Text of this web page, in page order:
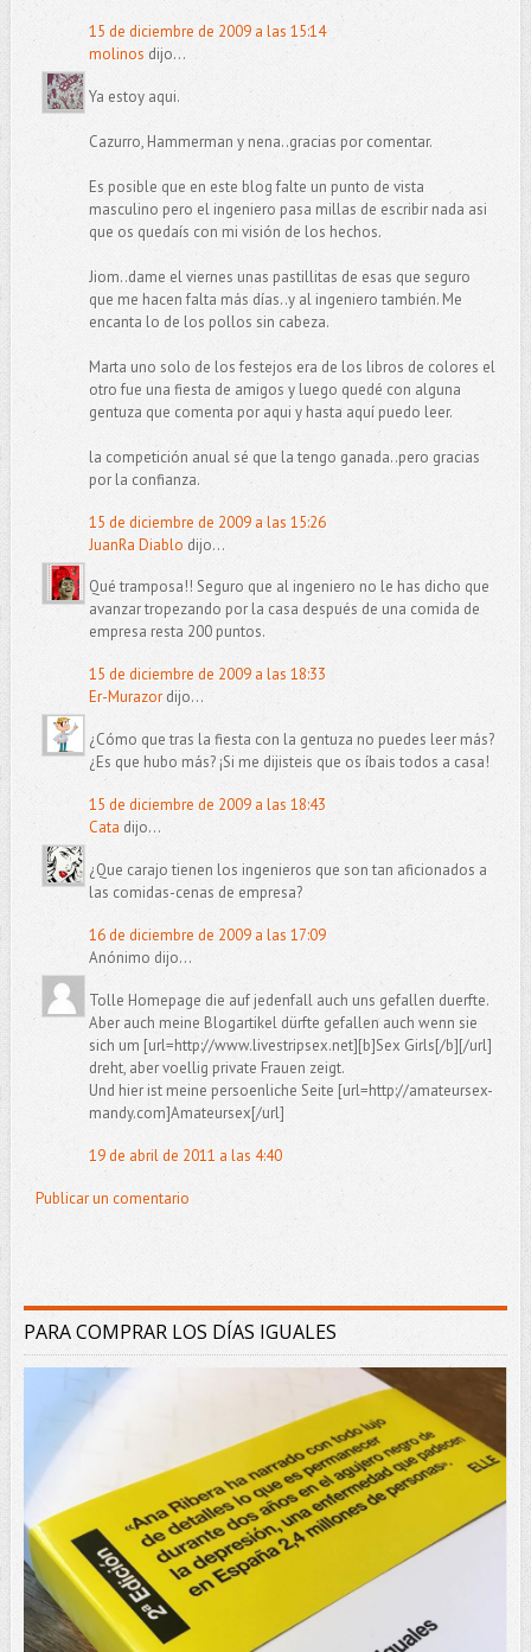
15 de diciembre de 2009 a las 15:14
molinos dijo...
Ya estoy aqui.
Cazurro, Hammerman y nena..gracias por comentar.
Es posible que en este blog falte un punto de vista
masculino pero el ingeniero pasa millas de escribir nada asi
que os quedaís con mi visión de los hechos.
Jiom..dame el viernes unas pastillitas de esas que seguro
que me hacen falta más días..y al ingeniero también. Me
encanta lo de los pollos sin cabeza.
Marta uno solo de los festejos era de los libros de colores el
otro fue una fiesta de amigos y luego quedé con alguna
gentuza que comenta por aqui y hasta aquí puedo leer.
la competición anual sé que la tengo ganada..pero gracias
por la confianza.
15 de diciembre de 2009 a las 15:26
JuanRa Diablo dijo...
Qué tramposa!! Seguro que al ingeniero no le has dicho que
avanzar tropezando por la casa después de una comida de
empresa resta 200 puntos.
15 de diciembre de 2009 a las 18:33
Er-Murazordijo...
¿Cómo que tras la fiesta con la gentuza no puedes leer más?
¿Es que hubo más? ¡Si me dijisteis que os íbais todos a casa!
15 de diciembre de 2009 a las 18:43
Cata dijo...
¿Que carajo tienen los ingenieros que son tan aficionados a
las comidas-cenas de empresa?
16 de diciembre de 2009 a las 17:09
Anónimo dijo...
Tolle Homepage die auf jedenfall auch uns gefallen duerfte.
Aber auch meine Blogartikel dürfte gefallen auch wenn sie
sich um [url=http://www.livestripsex.net][b]Sex Girls[/b][/url]
dreht, aber voellig private Frauen zeigt.
Und hier ist meine persoenliche Seite [url=http://amateursex-
mandy.com]Amateursex[/url]
19 de abril de 2011 a las 4:40
Publicar un comentario
PARA COMPRAR LOS DÍAS IGUALES